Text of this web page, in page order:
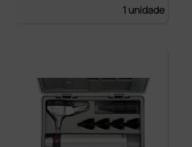
1 unidade